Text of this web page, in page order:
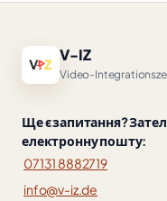
V-IZ
Video-
Ще є запитання?
електронну пошту:
07131 8882719
info@v-iz.de